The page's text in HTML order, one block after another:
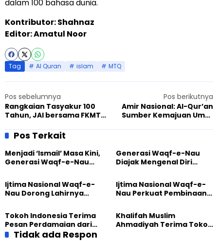
dalam 100 bahasa dunia.
Kontributor: Shahnaz
Editor: Amatul Noor
Tag Al Quran islam MTQ
Pos sebelumnya
Rangkaian Tasyakur 100
Tahun, JAI bersama FKMTHI
Seminar Al-Qur’an
Pos berikutnya
Amir Nasional: Al-Qur’an
Sumber Kemajuan Umat
Pos Terkait
Menjadi ‘Ismail’ Masa Kini,
Generasi Waqf-e-Nau
Pengabdian
Generasi Waqf-e-Nau
Diajak Mengenal Diri
Dunia
Ijtima Nasional Waqf-e-
Nau Dorong Lahirnya
yang Militan
Ijtima Nasional Waqf-e-
Nau Perkuat Pembinaan
Masa Depan
Tokoh Indonesia Terima
Pesan Perdamaian dari
Khalifah Muslim
Khalifah Muslim
Ahmadiyah Terima Tokoh
Tidak ada Respon